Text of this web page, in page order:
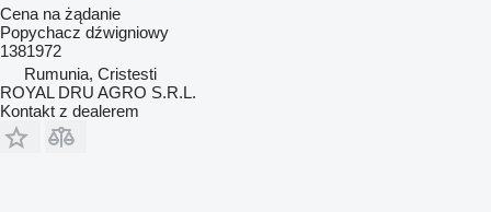
Cena na żądanie
Popychacz dźwigniowy
1381972
Rumunia, Cristesti
ROYAL DRU AGRO S.R.L.
Kontakt z dealerem